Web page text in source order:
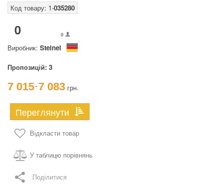
Код товару: 1-035280
0 0
Виробник: Steinel
Пропозицій: 3
7 015¯7 083 грн.
Переглянути
Відкласти товар
У таблицю порівнянь
Поділитися